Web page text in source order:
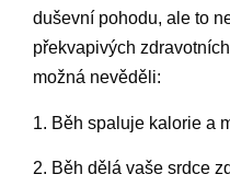
duševní pohodu, ale to
překvapivých
možná nevěděli:
1. Běh spaluje kalorie a
2. Běh dělá vaše srdce